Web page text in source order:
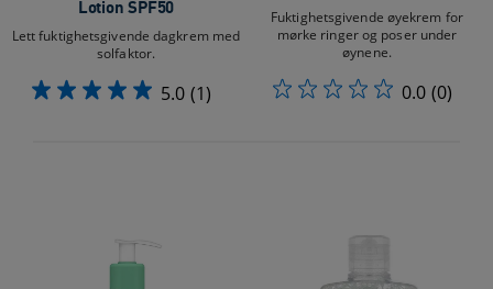
Lotion SPF50
Lett fuktighetsgivende dagkrem med
solfaktor.
5.0 (1)
Fuktighetsgivende øyekrem for
mørke ringer og poser under
øynene.
0.0 (0)